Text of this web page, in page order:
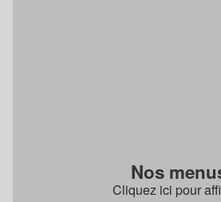
Nos
Cliquez ici pour